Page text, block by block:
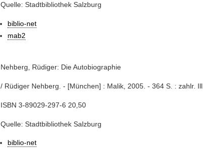
Quelle: Stadtbibliothek Salzburg
biblio-net
mab2
Nehberg, Rüdiger: Die Autobiographie
/ Rüdiger Nehberg. - [München] : Malik, 2005. - 364 S. : zahlr. Ill.
ISBN 3-89029-297-6 20,50
Quelle: Stadtbibliothek Salzburg
biblio-net